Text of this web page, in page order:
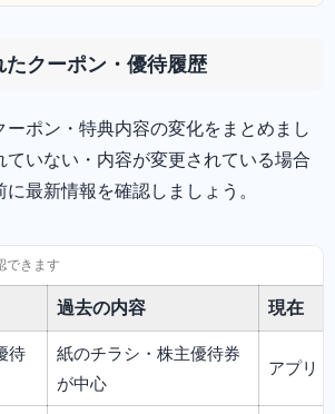
クーポン・優待履歴
ーポン・特典内容の変化をまとめまし
ていない・内容が変更されている場合
最新情報を確認しましょう。
過去の内容 現在
待
紙のチラシ・株主優待券
が中心
アプリ